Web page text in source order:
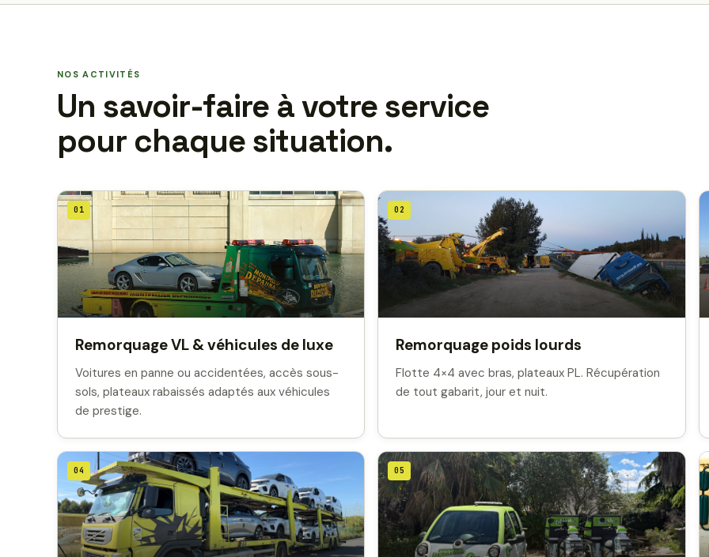
NOS ACTIVITÉS
Un savoir-faire à votre service
pour chaque situation.
01
Remorquage VL & véhicules de luxe
Voitures en panne ou accidentées, accès sous-
sols, plateaux rabaissés adaptés aux véhicules
de prestige.
02
Remorquage poids lourds
Flotte 4×4 avec bras, plateaux PL. Récupération
de tout gabarit, jour et nuit.
04 05